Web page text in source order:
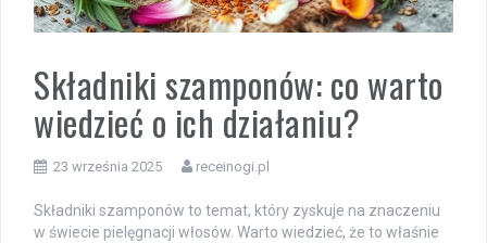
Składniki szamponów: co warto
wiedzieć o ich działaniu?
23 września 2025 receinogi.pl
Składniki szamponów to temat, który zyskuje na znaczeniu
w świecie pielęgnacji włosów. Warto wiedzieć, że to właśnie